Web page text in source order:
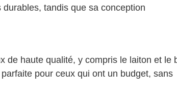
tandis que sa conception
de haute qualité, y compris le laiton et le
pour ceux qui ont un budget, sans